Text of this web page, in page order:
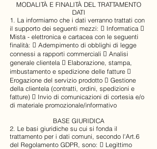
MODALITÀ E FINALITÀ DEL TRATTAMENTO
DATI
1. La informiamo che i dati verranno trattati con
il supporto dei seguenti mezzi:  Informatica 
Mista - elettronica e cartacea con le seguenti
finalità:  Adempimento di obblighi di legge
connessi a rapporti commerciali  Analisi
generale clientela  Elaborazione, stampa,
imbustamento e spedizione delle fatture 
Erogazione del servizio prodotto  Gestione
della clientela (contratti, ordini, spedizioni e
fatture)  Invio di comunicazioni di cortesia e/o
di materiale promozionale/informativo
BASE GIURIDICA
2. Le basi giuridiche su cui si fonda il
trattamento per i dati comuni, secondo l'Art.6
del Regolamento GDPR, sono:  Legittimo